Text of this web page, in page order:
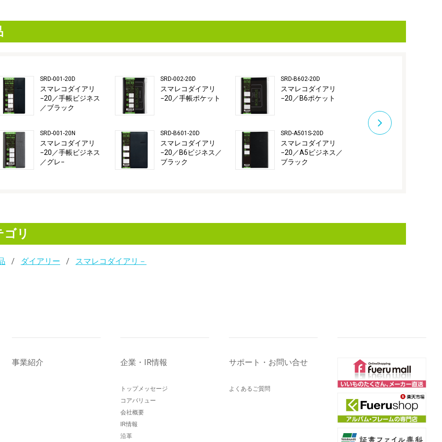
SRD-001-20D
スマレコダイアリ
−20／手帳ビジネス
／ブラック
SRD-001-20N
スマレコダイアリ
−20／手帳ビジネス
／グレ−
SRD-002-20D
スマレコダイアリ
−20／手帳ポケット
SRD-B601-20D
スマレコダイアリ
−20／B6ビジネス／
ブラック
SRD-B602-20D
スマレコダイアリ
−20／B6ポケット
SRD-A501S-20D
スマレコダイアリ
−20／A5ビジネス／
ブラック
リ
ダイアリー スマレコダイアリ－
事業紹介 企業・IR情報
トップメッセージ
コアバリュー
会社概要
IR情報
沿革
サポート・お問い合せ
よくあるご質問